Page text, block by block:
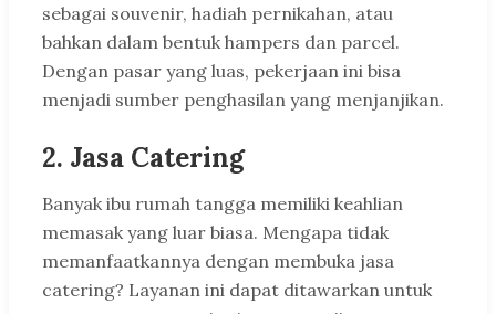
sebagai souvenir, hadiah pernikahan, atau
bahkan dalam bentuk hampers dan parcel.
Dengan pasar yang luas, pekerjaan ini bisa
menjadi sumber penghasilan yang menjanjikan.
2. Jasa Catering
Banyak ibu rumah tangga memiliki keahlian
memasak yang luar biasa. Mengapa tidak
memanfaatkannya dengan membuka jasa
catering? Layanan ini dapat ditawarkan untuk